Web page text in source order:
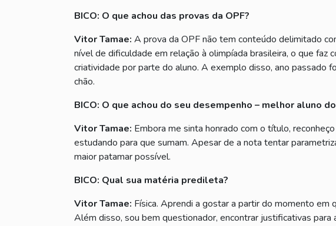
BICO: O que achou das provas da OPF?
Vitor Tamae: A prova da OPF não tem conteúdo delimitado
nível de dificuldade em relação à olimpíada brasileira, o que
criatividade por parte do aluno. A exemplo disso, ano passado
chão.
BICO: O que achou do seu desempenho – melhor aluno
Vitor Tamae: Embora me sinta honrado com o título,
estudando para que sumam. Apesar de a nota tentar
maior patamar possível.
BICO: Qual sua matéria predileta?
Vitor Tamae: Física. Aprendi a gostar a partir do momento
Além disso, sou bem questionador, encontrar justificativas